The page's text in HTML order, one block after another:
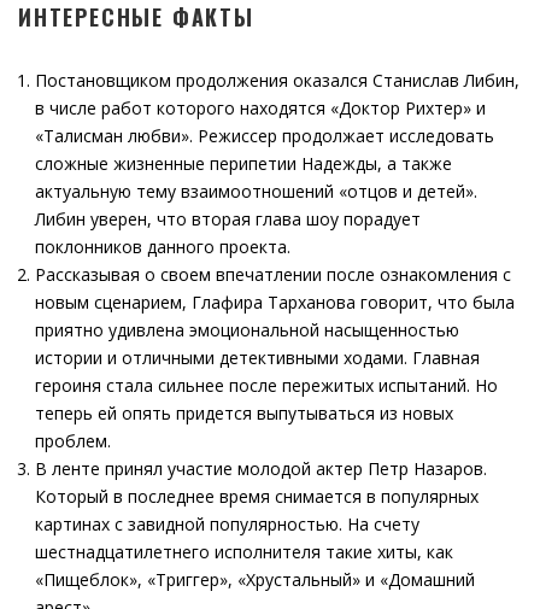
ИНТЕРЕСНЫЕ ФАКТЫ
Постановщиком продолжения оказался Станислав Либин,
в числе работ которого находятся «Доктор Рихтер» и
«Талисман любви». Режиссер продолжает исследовать
сложные жизненные перипетии Надежды, а также
актуальную тему взаимоотношений «отцов и детей».
Либин уверен, что вторая глава шоу порадует
поклонников данного проекта.
Рассказывая о своем впечатлении после ознакомления с
новым сценарием, Глафира Тарханова говорит, что была
приятно удивлена эмоциональной насыщенностью
истории и отличными детективными ходами. Главная
героиня стала сильнее после пережитых испытаний. Но
теперь ей опять придется выпутываться из новых
проблем.
В ленте принял участие молодой актер Петр Назаров.
Который в последнее время снимается в популярных
картинах с завидной популярностью. На счету
шестнадцатилетнего исполнителя такие хиты, как
«Пищеблок», «Триггер», «Хрустальный» и «Домашний